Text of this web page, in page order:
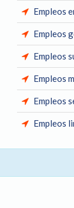
Empleos
Empleos
Empleos
Empleos
Empleos
Empleos